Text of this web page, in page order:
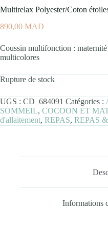
Multirelax Polyester/Coton
890,00 MAD
Coussin multifonction :
multicolores
Rupture de stock
UGS : CD_684091 Catégories :
SOMMEIL, COCOON ET
d'allaitement, REPAS, REPAS
Informations